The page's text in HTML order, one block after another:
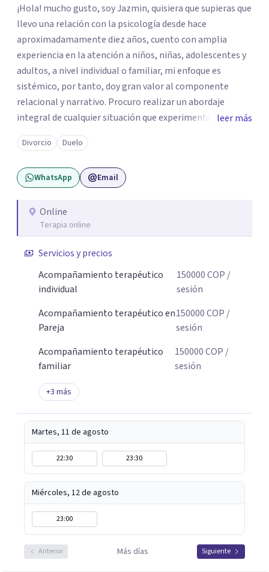
¡Hola! mucho gusto, soy Jazmin, quisiera que supieras que
llevo una relación con la psicología desde hace
aproximadamamente diez años, cuento con amplia
experiencia en la atención a niños, niñas, adolescentes y
adultos, a nivel individual o familiar, mi enfoque es
sistémico, por tanto, doy gran valor al componente
relacional y narrativo. Procuro realizar un abordaje
integral de cualquier situación que experimenten mis
consultantes y así lograr una comprensión que favorezca
procesos de aprendizaje significativo y potencializar así
la movilización de recursos en pro de la solución y el
bienestar.
leer más
Divorcio Duelo
WhatsApp Email
Online
Terapia online
Servicios y precios
Acompañamiento terapéutico
individual
150000COP /
sesión
Acompañamiento terapéutico en
Pareja
150000COP /
sesión
Acompañamiento terapéutico
familiar
150000COP /
sesión
+3 más
Martes, 11 de agosto
22:30 23:30
Miércoles, 12 de agosto
23:00
Anterior Más días Siguiente